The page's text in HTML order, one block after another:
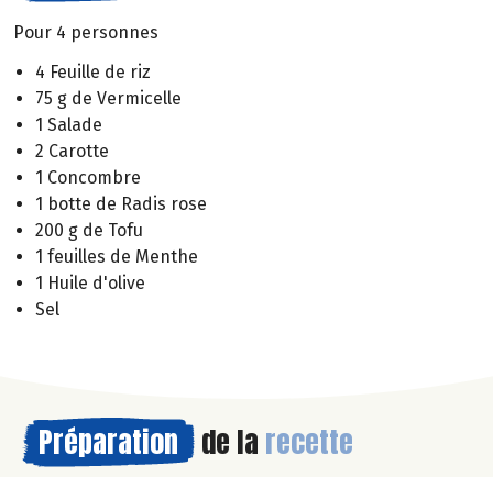
Pour 4 personnes
4 Feuille de riz
75 g de Vermicelle
1 Salade
2 Carotte
1 Concombre
1 botte de Radis rose
200 g de Tofu
1 feuilles de Menthe
1 Huile d'olive
Sel
Préparation de la recette